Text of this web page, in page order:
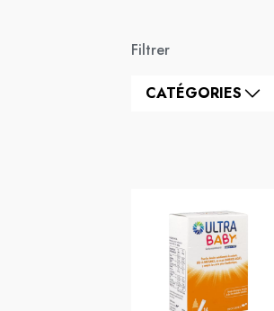
Filtrer
CATÉGORIES